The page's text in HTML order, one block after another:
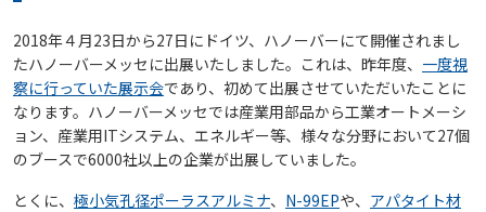
2018年４月23日から27日にドイツ、ハノーバーにて開催されまし
たハノーバーメッセに出展いたしました。これは、昨年度、 一度視
察に行っていた展示会であり、初めて出展させていただいたことに
なります。ハノーバーメッセでは産業用部品から工業オートメーシ
ョン、産業用ITシステム、エネルギー等、様々な分野において27個
のブースで6000社以上の企業が出展していました。
とくに、 極小気孔径ポーラスアルミナ、 N-99EPや、 アパタイト材